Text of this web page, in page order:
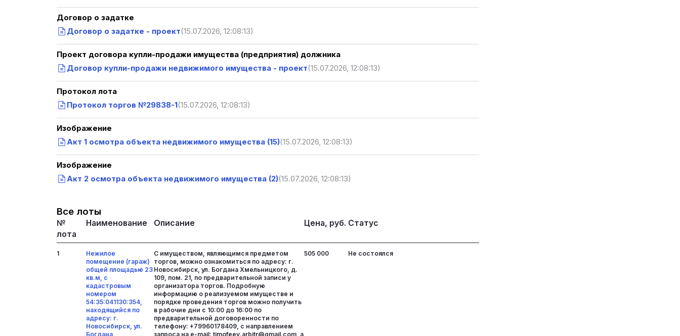
Договор о задатке
Договор о задатке - проект(15.07.2026, 12:08:13)
Проект договора купли-продажи имущества (предприятия) должника
Договор купли-продажи недвижимого имущества - проект(15.07.2026, 12:08:13)
Протокол лота
Протокол торгов №29838-1(15.07.2026, 12:08:13)
Изображение
Акт 1 осмотра объекта недвижимого имущества (15)(15.07.2026, 12:08:13)
Изображение
Акт 2 осмотра объекта недвижимого имущества (2)(15.07.2026, 12:08:13)
Все лоты
№
лота
Наименование Описание Цена, руб. Статус
1
Нежилое
помещение (гараж)
общей площадью 23
кв.м, с
кадастровым
номером
54:35:041130:354,
находящийся по
адресу: г.
Новосибирск, ул.
Богдана
С имуществом, являющимся предметом
торгов, можно ознакомиться по адресу: г.
Новосибирск, ул. Богдана Хмельницкого, д.
109, пом. 21, по предварительной записи у
организатора торгов. Подробную
информацию о реализуемом имуществе и
порядке проведения торгов можно получить
в рабочие дни с 10:00 до 16:00 по
предварительной договоренности по
телефону: +79960178409, с направлением
запроса на е-mail: timofeev.arbitr@gmail.com, а
505 000 Не состоялся